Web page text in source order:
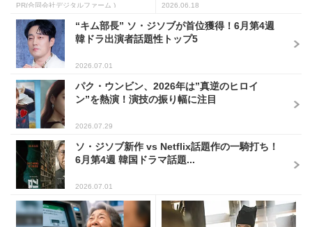
PR(合同会社デジタルファーム ) 2026.06.18
“キム部長” ソ・ジソブが首位獲得！6月第4週
韓ドラ出演者話題性トップ5
2026.07.01
パク・ウンビン、2026年は”真逆のヒロイ
ン”を熱演！演技の振り幅に注目
2026.07.29
ソ・ジソブ新作 vs Netflix話題作の一騎打ち！
6月第4週 韓国ドラマ話題...
2026.07.01